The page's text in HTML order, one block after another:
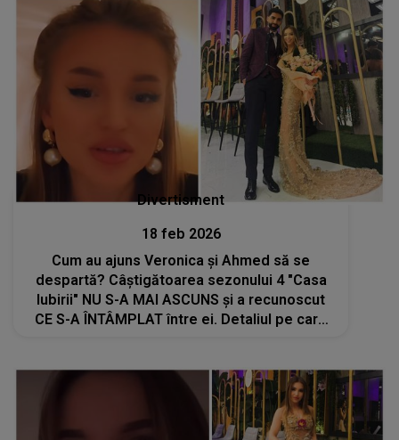
Divertisment
18 feb 2026
Cum au ajuns Veronica și Ahmed să se
despartă? Câștigătoarea sezonului 4 "Casa
Iubirii" NU S-A MAI ASCUNS și a recunoscut
CE S-A ÎNTÂMPLAT între ei. Detaliul pe care